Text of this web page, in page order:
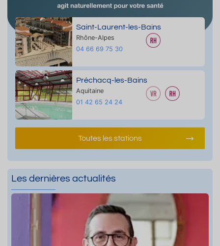
Saint-Laurent-les-Bains
Rhône-Alpes
04 66 69 75 30
Préchacq-les-Bains
Aquitaine
01 42 65 24 24
Toutes les stations
Les dernières actualités